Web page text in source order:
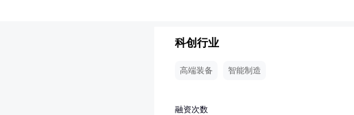
科创行业
高端装备 智能制造
融资次数